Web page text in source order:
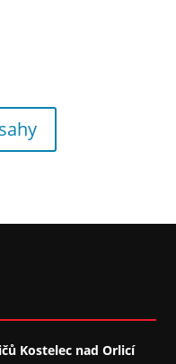
Kostelec nad Orlicí